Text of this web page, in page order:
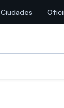
Ciudades